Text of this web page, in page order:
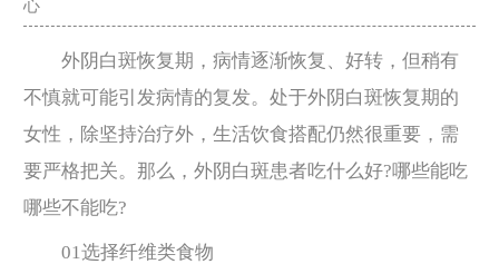
心
外阴白斑恢复期，病情逐渐恢复、好转，但稍有
不慎就可能引发病情的复发。处于外阴白斑恢复期的
女性，除坚持治疗外，生活饮食搭配仍然很重要，需
要严格把关。那么，外阴白斑患者吃什么好?哪些能吃
哪些不能吃?
01选择纤维类食物